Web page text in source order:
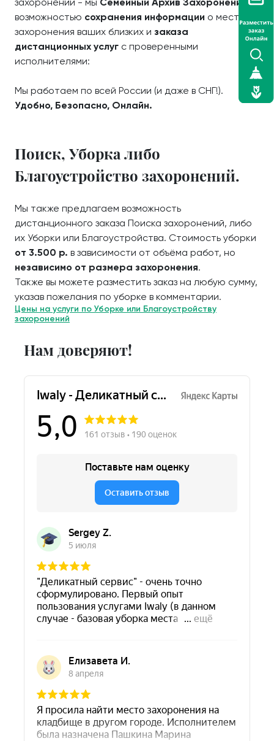
возможностью сохранения информации о местах
захоронения ваших близких и заказа
дистанционных услуг с проверенными
исполнителями:
Мы работаем по всей России (и даже в СНГ!).
Удобно, Безопасно, Онлайн.
Поиск, Уборка либо
Благоустройство захоронений.
Мы также предлагаем возможность
дистанционного заказа Поиска захоронений, либо
их Уборки или Благоустройства. Стоимость уборки
от 3.500 р. в зависимости от объёма работ, но
независимо от размера захоронения.
Также вы можете разместить заказ на любую сумму,
указав пожелания по уборке в комментарии.
Цены на услуги по Уборке или Благоустройству
захоронений
Нам доверяют!